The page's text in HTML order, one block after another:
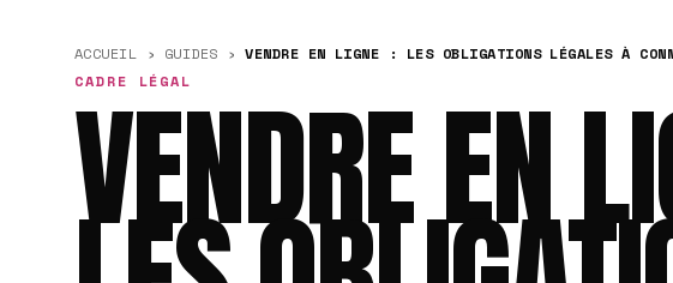
ACCUEIL › GUIDES ›VENDRE EN LIGNE : LES OBLIGATIONS LÉGALES À
CADRE LÉGAL
VENDRE EN